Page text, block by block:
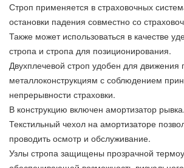
Строп применяется в страховочных
остановки падения совместно со
Также может использоваться в качестве
стропа и стропа для позиционирования.
Двухплечевой строп удобен для движения
металлоконструкциям с соблюдением
непрерывности страховки.
В конструкцию включен амортизатор рывка.
Текстильный чехол на амортизаторе
проводить осмотр и обслуживание.
Узлы стропа защищены прозрачной